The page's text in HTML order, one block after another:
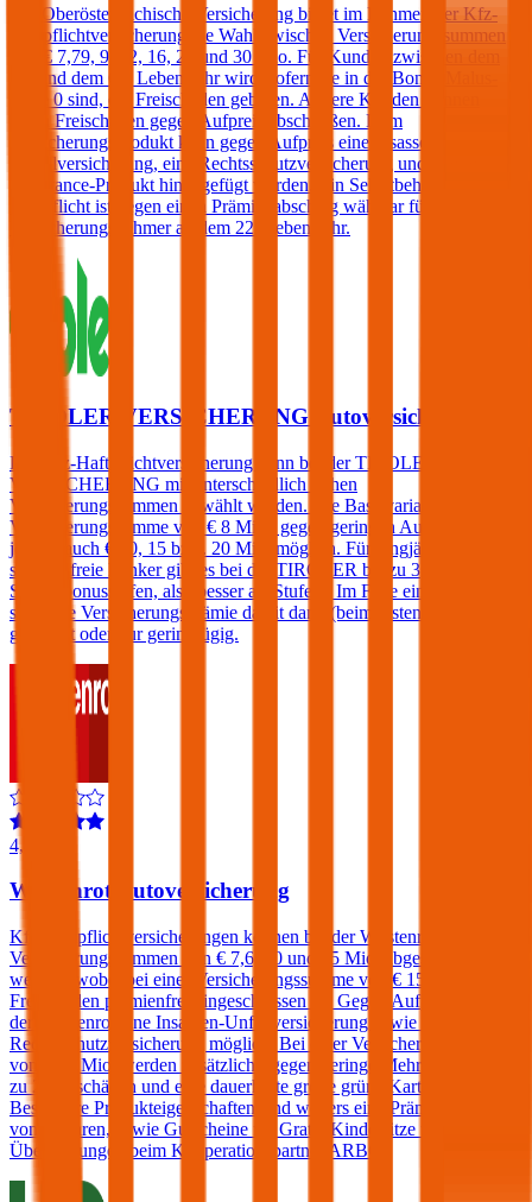
Die Oberösterreichische Versicherung bietet im Rahmen der Kfz-
Haftpflichtversicherung die Wahl zwischen Versicherungssummen
von € 7,79, 9, 12, 16, 20 und 30 Mio. Für Kunden zwischen dem
25. und dem 69. Lebensjahr wird, sofern sie in der Bonus Malus-
Stufe 0 sind, ein Freischaden geboten. Andere Kunden können
einen Freischaden gegen Aufpreis abschließen. Dem
Versicherungsprodukt kann gegen Aufpreis eine Insassen-
Unfallversicherung, eine Rechtsschutzversicherung und/oder ein
Assistance-Produkt hinzugefügt werden. Ein Selbstbehalt in der
Haftpflicht ist gegen einen Prämienabschlag wählbar für
Versicherungsnehmer ab dem 22. Lebensjahr.
TIROLER VERSICHERUNG Autoversicherung
Die Kfz-Haftpflichtversicherung kann bei der TIROLER
VERSICHERUNG mit unterschiedlich hohen
Versicherungssummen gewählt werden. Die Basisvariante hat eine
Versicherungssumme von € 8 Mio., gegen geringen Aufpreis sind
jedoch auch € 10, 15 bzw. 20 Mio. möglich. Für langjährig
schadenfreie Lenker gibt es bei der TIROLER bis zu 3
Sonderbonusstufen, also besser als Stufe 0. Im Falle eines Schadens
steigt die Versicherungsprämie damit dann (beim ersten Schaden)
gar nicht oder nur geringfügig.
4,4
Wüstenrot Autoversicherung
Kfz-Haftpflichtversicherungen können bei der Wüstenrot zu
Versicherungssummen von € 7,6, 10 und 15 Mio. abgeschlossen
werden, wobei bei einer Versicherungssumme von € 15 Mio. ein
Freischaden prämienfrei eingeschlossen ist. Gegen Aufpreis sind bei
der Wüstenrot eine Insassen-Unfallversicherung sowie eine Kfz-
Rechtsschutzversicherung möglich. Bei einer Versicherungssumme
von € 15 Mio. werden zusätzlich - gegen geringe Mehrkosten - bis
zu 2 Freischäden und eine dauerhafte große grüne Karte angeboten.
Besondere Produkteigenschaften sind weiters eine Prämiengarantie
von 3 Jahren, sowie Gutscheine für Gratis-Kindersitze und Pickerl-
Überprüfungen beim Kooperationspartner ARBÖ.